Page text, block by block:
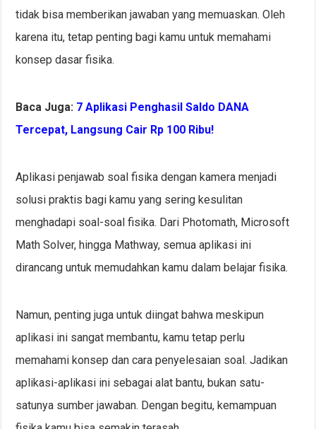
tidak bisa memberikan jawaban yang memuaskan. Oleh
karena itu, tetap penting bagi kamu untuk memahami
konsep dasar fisika.
Baca Juga: 7 Aplikasi Penghasil Saldo DANA
Tercepat, Langsung Cair Rp 100 Ribu!
Aplikasi penjawab soal fisika dengan kamera menjadi
solusi praktis bagi kamu yang sering kesulitan
menghadapi soal-soal fisika. Dari Photomath, Microsoft
Math Solver, hingga Mathway, semua aplikasi ini
dirancang untuk memudahkan kamu dalam belajar fisika.
Namun, penting juga untuk diingat bahwa meskipun
aplikasi ini sangat membantu, kamu tetap perlu
memahami konsep dan cara penyelesaian soal. Jadikan
aplikasi-aplikasi ini sebagai alat bantu, bukan satu-
satunya sumber jawaban. Dengan begitu, kemampuan